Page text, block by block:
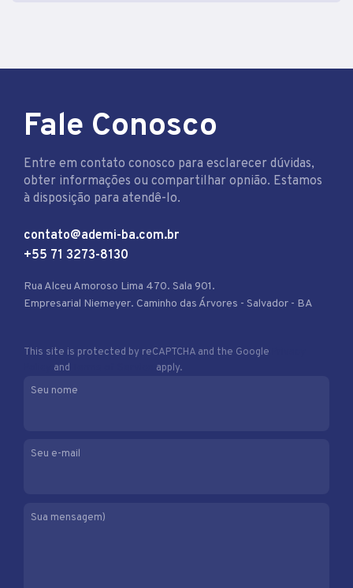
Fale Conosco
Entre em contato conosco para esclarecer dúvidas,
obter informações ou compartilhar opnião. Estamos
à disposição para atendê-lo.
contato@ademi-ba.com.br
+55 71 3273-8130
Rua Alceu Amoroso Lima 470. Sala 901.
Empresarial Niemeyer. Caminho das Árvores - Salvador - BA
This site is protected by reCAPTCHA and the Google
and
apply.
Seu nome
Seu e-mail
Sua mensagem)